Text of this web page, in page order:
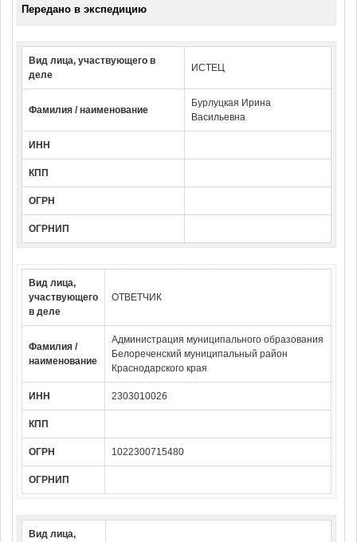
Передано в экспедицию
Вид лица, участвующего в
деле
ИСТЕЦ
Фамилия / наименование
Бурлуцкая Ирина
Васильевна
ИНН
КПП
ОГРН
ОГРНИП
Вид лица,
участвующего
в деле
ОТВЕТЧИК
Фамилия /
наименование
Администрация муниципального образования
Белореченский муниципальный район
Краснодарского края
ИНН 2303010026
КПП
ОГРН 1022300715480
ОГРНИП
Вид лица,